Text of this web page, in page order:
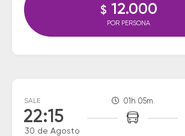
$ 12.000
POR PERSONA
SALE
22:15
30 de Agosto
01h 05m